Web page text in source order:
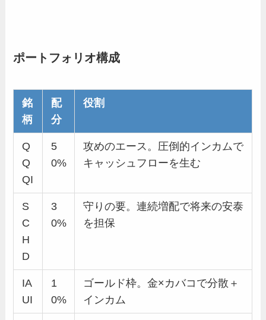
ポートフォリオ構成
銘
柄
配
分
役割
Q
Q
QI
5
0%
攻めのエース。圧倒的インカムで
キャッシュフローを生む
S
C
H
D
3
0%
守りの要。連続増配で将来の安泰
を担保
IA
UI
1
0%
ゴールド枠。金×カバコで分散＋
インカム